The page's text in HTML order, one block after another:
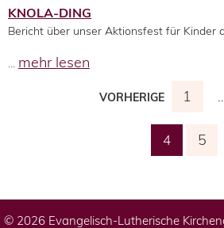
KNOLA-DING
Bericht über unser Aktionsfest für Kinder
... mehr lesen
VORHERIGE 1
4 5
© 2026 Evangelisch-Lutherische